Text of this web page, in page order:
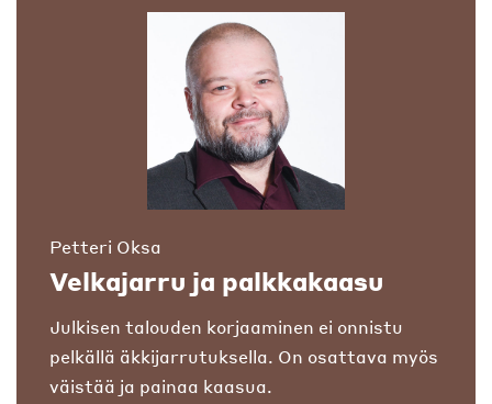
Petteri Oksa
Velkajarru ja palkkakaasu
Julkisen talouden korjaaminen ei onnistu
pelkällä äkkijarrutuksella. On osattava myös
väistää ja painaa kaasua.